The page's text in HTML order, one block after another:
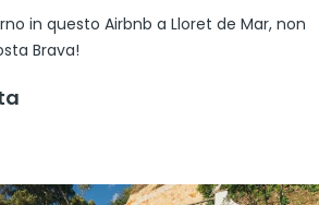
in questo Airbnb a Lloret de Mar, non
Brava!